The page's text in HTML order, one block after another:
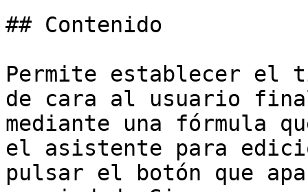
## Contenido
Permite establecer el
de cara al usuario
mediante una fórmula
el asistente para
pulsar el botón que